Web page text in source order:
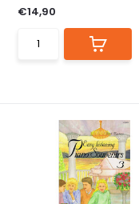
€14,90